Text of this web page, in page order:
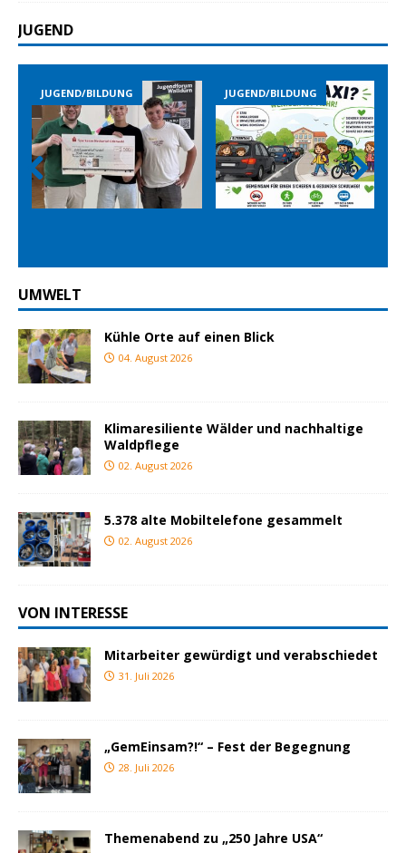
JUGEND
BILDUNG JUGEND/BILDUNG
Prev
ious
Nex
t
UMWELT
Kühle Orte auf einen Blick
04. August 2026
Klimaresiliente Wälder und nachhaltige
Waldpflege
02. August 2026
5.378 alte Mobiltelefone gesammelt
02. August 2026
VON INTERESSE
Mitarbeiter gewürdigt und verabschiedet
31. Juli 2026
„GemEinsam?!“ – Fest der Begegnung
28. Juli 2026
Themenabend zu „250 Jahre USA“